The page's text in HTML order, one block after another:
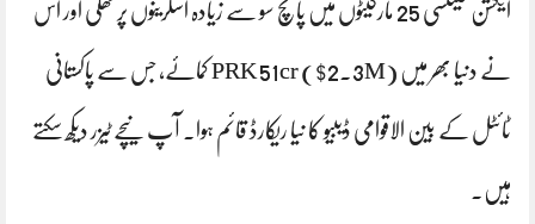
ایکشن فینٹسی 25 مارکیٹوں میں پانچ سو سے زیادہ اسکرینوں پر کھلی اور اس
نے دنیا بھر میں PRK 51cr ($2.3M) کمائے، جس سے پاکستانی
ٹائٹل کے بین الاقوامی ڈیبیو کا نیا ریکارڈ قائم ہوا۔ آپ نیچے ٹیزر دیکھ سکتے
ہیں۔